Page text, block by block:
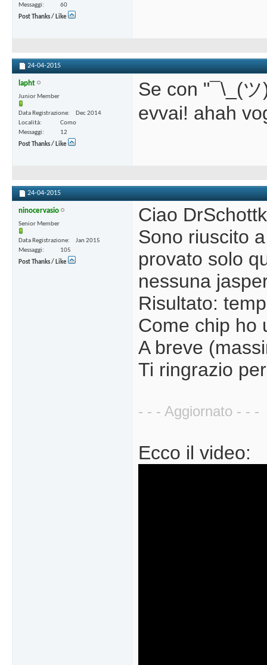
Messaggi
60
Post Thanks / Like
24-04-2015
lapht
Junior Member
Data Registrazione
Dec 2014
Località
Como
Messaggi
12
Post Thanks / Like
Se con "¯\_(
evvai! ahah
24-04-2015
ninocervasio
Senior Member
Data Registrazione
Jan 2015
Messaggi
105
Post Thanks / Like
Ciao
Sono riuscito
provato solo
nessuna
Risultato:
Come chip ho
A breve
Ti ringrazio
- - - Aggiornato - - -
Ecco il video: